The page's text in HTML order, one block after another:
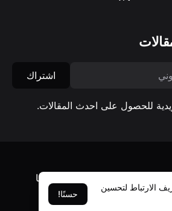
اشتراك
للحصول على احدث المقالات.
بلجيكا بالعربي
اتصل بنا
الارتباط لتحسين
حسنًا!